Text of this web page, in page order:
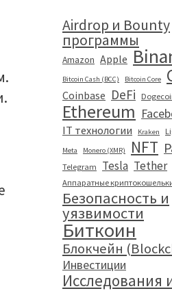
Airdrop и Bounty
программы
Amazon Apple
Bitcoin Cash (BCC) Bitcoin Core
Coinbase DeFi
Ethereum
IT технологии Kraken
Meta Monero (XMR) NFT
Telegram
Tesla Tether
Аппаратные
Безопасность и
уязвимости
Биткоин
Блокчейн
Инвестиции
Исследования